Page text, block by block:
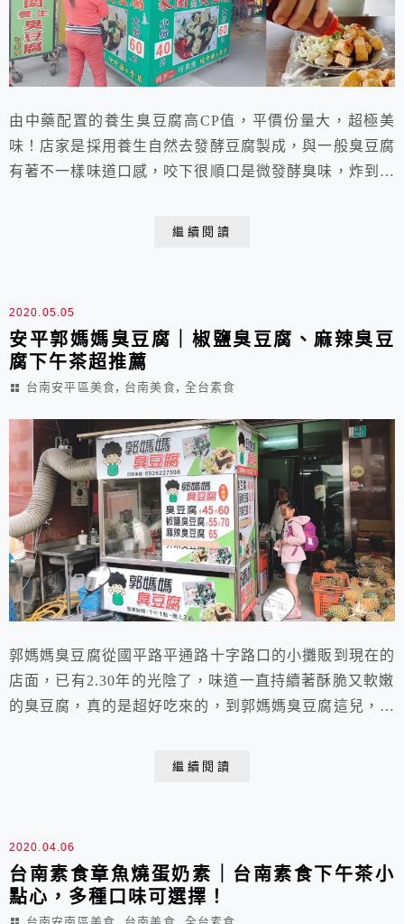
由中藥配置的養生臭豆腐高CP值，平價份量大，超極美
味！店家是採用養生自然去發酵豆腐製成，與一般臭豆腐
有著不一樣味道口感，咬下很順口是微發酵臭味，炸到外
略帶輕微水分再搭上泡菜，整個勾勒出臭豆腐與眾不同的
繼續閱讀
2020.05.05
安平郭媽媽臭豆腐｜椒鹽臭豆腐、麻辣臭豆
腐下午茶超推薦
台南安平區美食, 台南美食, 全台素食
郭媽媽臭豆腐從國平路平通路十字路口的小攤販到現在的
店面，已有2.30年的光陰了，味道一直持續著酥脆又軟嫩
的臭豆腐，真的是超好吃來的，到郭媽媽臭豆腐這兒，無
繼續閱讀
2020.04.06
台南素食章魚燒蛋奶素｜台南素食下午茶小
點心，多種口味可選擇！